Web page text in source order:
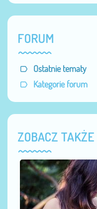
FORUM
Ostatnie tematy
Kategorie forum
ZOBACZ TAKŻE